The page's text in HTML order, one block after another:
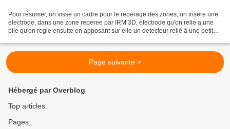
Pour résumer, on visse un cadre pour le reperage des zones, on insere une
electrode, dans une zone reperee par IRM 3D, électrode qu'on relie a une
pile qu'on regle ensuite en apposant sur elle un detecteur relié à une petite
Page suivante >
Hébergé par Overblog
Top articles
Pages